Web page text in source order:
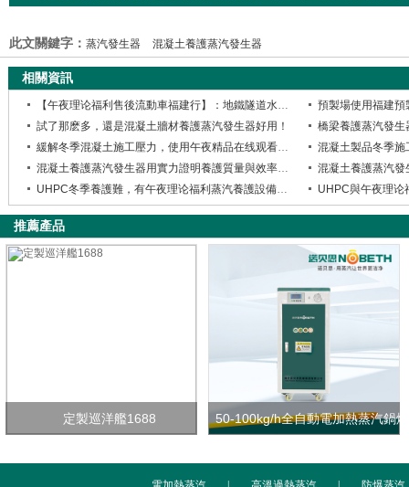
此文關鍵字： 蒸汽發生器 混凝土養護蒸汽發生器
相關資訊
【午夜理论福利售後流動車福建行】：地鐵隧道水泥構件養護蒸汽發生器檢修現場紀實
預製場使用福建
試了那麽多，還是混凝土牆材養護蒸汽發生器好用！
橋梁養護蒸汽發
緩解冬季混凝土施工壓力，使用午夜精品在线观看養護混凝土製品解放工期
混凝土養護蒸汽發生器用實力證明養護質量與效率並存
混凝土養護蒸汽
UHPC冬季養護難，有午夜理论福利蒸汽養護設備都不是事兒
推薦產品
定製巡洋艦1688 50-100kg/h全自動電加熱蒸汽鍋爐